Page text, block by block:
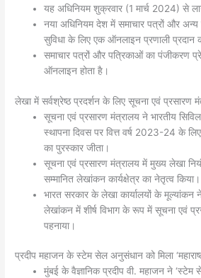
यह अधिनियम शुक्रवार (1 मार्च 2024) से
नया अधिनियम देश में समाचार पत्रों और
सुविधा के लिए एक ऑनलाइन प्रणाली प्रदान
समाचार पत्रों और पत्रिकाओं का पंजीकरण
ऑनलाइन होता है।
लेखा में सर्वश्रेष्ठ प्रदर्शन के लिए सूचना एवं प्रसारण
सूचना एवं प्रसारण मंत्रालय ने भारतीय
स्थापना दिवस पर वित्त वर्ष 2023-24 के
का पुरस्कार जीता।
सूचना एवं प्रसारण मंत्रालय में मुख्य लेखा
सम्मानित लेखांकन कार्यक्षेत्र का नेतृत्व किया।
भारत सरकार के लेखा कार्यालयों के मूल्यांकन ने
लेखांकन में शीर्ष विभाग के रूप में सूचना एवं
पहनाया।
प्रदीप महाजन के स्टेम सेल अनुसंधान को मिला
मुंबई के वैज्ञानिक प्रदीप वी. महाजन ने ‘स्टेम